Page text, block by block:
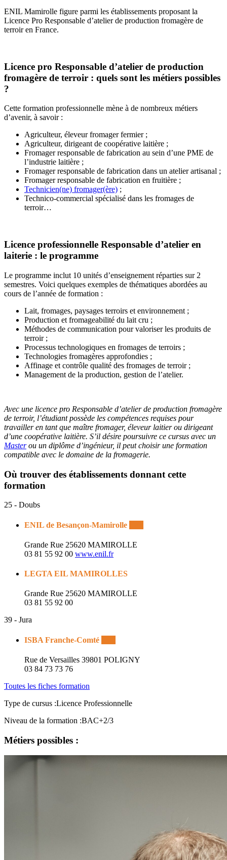
ENIL Mamirolle figure parmi les établissements proposant la
Licence Pro Responsable d’atelier de production fromagère de
terroir en France.
Licence pro Responsable d’atelier de production
fromagère de terroir : quels sont les métiers possibles
?
Cette formation professionnelle mène à de nombreux métiers
d’avenir, à savoir :
Agriculteur, éleveur fromager fermier ;
Agriculteur, dirigeant de coopérative laitière ;
Fromager responsable de fabrication au sein d’une PME de
l’industrie laitière ;
Fromager responsable de fabrication dans un atelier artisanal ;
Fromager responsable de fabrication en fruitière ;
Technicien(ne) fromager(ère) ;
Technico-commercial spécialisé dans les fromages de
terroir…
Licence professionnelle Responsable d’atelier en
laiterie : le programme
Le programme inclut 10 unités d’enseignement réparties sur 2
semestres. Voici quelques exemples de thématiques abordées au
cours de l’année de formation :
Lait, fromages, paysages terroirs et environnement ;
Production et fromageabilité du lait cru ;
Méthodes de communication pour valoriser les produits de
terroir ;
Processus technologiques en fromages de terroirs ;
Technologies fromagères approfondies ;
Affinage et contrôle qualité des fromages de terroir ;
Management de la production, gestion de l’atelier.
Avec une licence pro Responsable d’atelier de production fromagère
de terroir, l’étudiant possède les compétences requises pour
travailler en tant que maître fromager, éleveur laitier ou dirigeant
d’une coopérative laitière. S’il désire poursuivre ce cursus avec un
Masterou un diplôme d’ingénieur, il peut choisir une formation
compatible avec le domaine de la fromagerie.
Où trouver des établissements donnant cette
formation
25 - Doubs
ENIL de Besançon-Mamirolle
Grande Rue 25620 MAMIROLLE
03 81 55 92 00 www.enil.fr
LEGTA EIL MAMIROLLES
Grande Rue 25620 MAMIROLLE
03 81 55 92 00
39 - Jura
ISBA Franche-Comté
Rue de Versailles 39801 POLIGNY
03 84 73 73 76
Toutes les fiches formation
Type de cursus :Licence Professionnelle
Niveau de la formation :BAC+2/3
Métiers possibles :